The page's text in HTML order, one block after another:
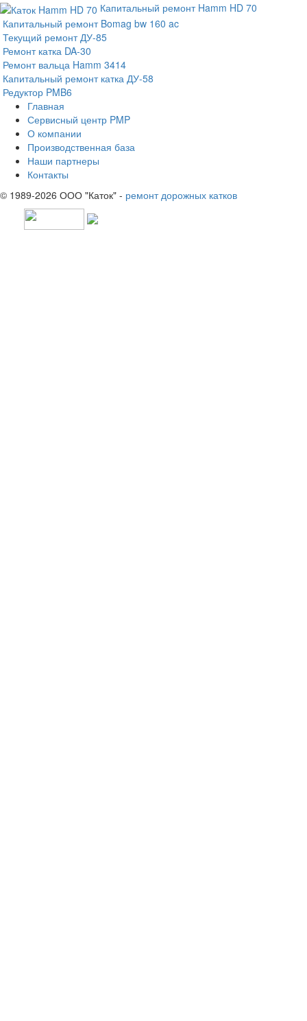
Капитальный ремонт Hamm HD 70
Капитальный ремонт Bomag bw 160 ac
Текущий ремонт ДУ-85
Ремонт катка DA-30
Ремонт вальца Hamm 3414
Капитальный ремонт катка ДУ-58
Редуктор PMB6
Главная
Сервисный центр PMP
О компании
Производственная база
Наши партнеры
Контакты
© 1989-2026 ООО "Каток" - ремонт дорожных катков